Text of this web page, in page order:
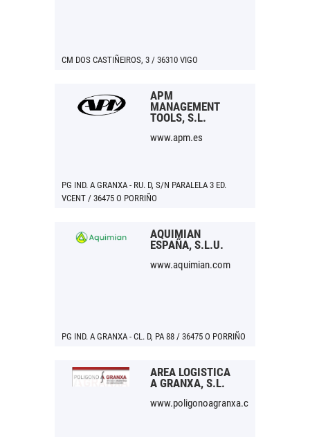
CM DOS CASTIÑEIROS, 3 / 36310 VIGO
APM
MANAGEMENT
TOOLS, S.L.
www.apm.es
PG IND. A GRANXA - RU. D, S/N PARALELA 3 ED.
VCENT / 36475 O PORRIÑO
AQUIMIAN
ESPAÑA, S.L.U.
www.aquimian.com
PG IND. A GRANXA - CL. D, PA 88 / 36475 O PORRIÑO
AREA LOGÍSTICA
A GRANXA, S.L.
www.poligonoagranxa.com